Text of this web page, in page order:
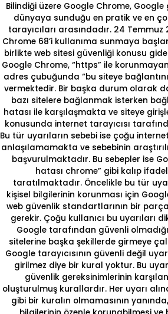
Bilindiği üzere Google Chrome,
dünyaya sunduğu en pratik ve en
tarayıcıları arasındadır. 24 Temmuz
Chrome 68’i kullanıma sunmaya
birlikte web sitesi güvenliği konusu
Google Chrome, “https” ile
adres çubuğunda “bu siteye
vermektedir. Bir başka durum olarak
bazı sitelere bağlanmak isterken
hatası ile karşılaşmakta ve siteye
konusunda internet tarayıcısı
Bu tür uyarıların sebebi ise çoğu
anlaşılamamakta ve sebebinin
başvurulmaktadır. Bu sebepler ise
hatası chrome” gibi kalıp
taratılmaktadır. Öncelikle bu tür
kişisel bilgilerinin korunması için
web güvenlik standartlarının bir
gerekir. Çoğu kullanıcı bu uyarıları
Google tarafından güvenli
sitelerine başka şekillerde girmeye
Google tarayıcısının güvenli değil
girilmez diye bir kural yoktur. Bu
güvenlik gereksinimlerinin
oluşturulmuş kurallardır. Her uyarı
gibi bir kuralın olmamasının